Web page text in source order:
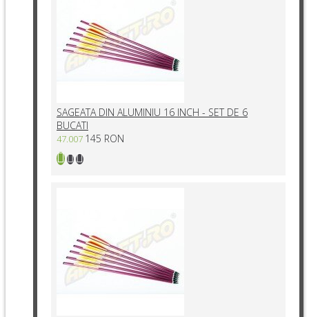
SAGEATA DIN ALUMINIU 16 INCH - SET DE 6
BUCATI
47.007 145 RON